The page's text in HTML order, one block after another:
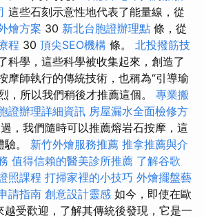
這些石刻示意性地代表了能量線，從
燴方案 30 新北台胞證辦理點 條，從
程 30 頂尖SEO機構 條。 北投撥筋技
科學，這些科學被收集起來，創造了
摩師執行的傳統技術，也稱為“引導瑜
，所以我們稍後才推薦這個。 專業搬
證辦理詳細資訊 房屋漏水全面檢修方
，我們隨時可以推薦熔岩石按摩，這
。 新竹外燴服務推薦 推拿推薦與介
值得信賴的醫美診所推薦 了解谷歌
照課程 打掃家裡的小技巧 外燴擺盤藝
請指南 創意設計靈感 如今，即使在歐
越受歡迎，了解其傳統後發現，它是一